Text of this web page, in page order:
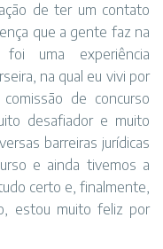
de ter um contato
que a gente faz na
uma experiência
na qual eu vivi por
de concurso
desafiador e muito
barreiras jurídicas
e ainda tivemos a
certo e, finalmente,
estou muito feliz por